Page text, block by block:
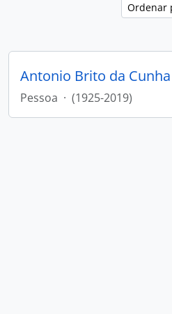
Ordenar
Antonio Brito da Cunha
Pessoa · (1925-2019)